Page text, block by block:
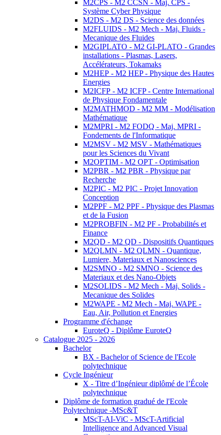
M2CPS - M2 CCSN - Maj. CPS -
Système Cyber Physique
M2DS - M2 DS - Science des données
M2FLUIDS - M2 Mech - Maj. Fluids -
Mecanique des Fluides
M2GIPLATO - M2 GI-PLATO - Grandes
installations - Plasmas, Lasers,
Accélérateurs, Tokamaks
M2HEP - M2 HEP - Physique des Hautes
Energies
M2ICFP - M2 ICFP - Centre International
de Physique Fondamentale
M2MATHMOD - M2 MM - Modélisation
Mathématique
M2MPRI - M2 FODQ - Maj. MPRI -
Fondements de l'Informatique
M2MSV - M2 MSV - Mathématiques
pour les Sciences du Vivant
M2OPTIM - M2 OPT - Optimisation
M2PBR - M2 PBR - Physique par
Recherche
M2PIC - M2 PIC - Projet Innovation
Conception
M2PPF - M2 PPF - Physique des Plasmas
et de la Fusion
M2PROBFIN - M2 PF - Probabilités et
Finance
M2QD - M2 QD - Dispositifs Quantiques
M2QLMN - M2 QLMN - Quantique,
Lumiere, Materiaux et Nanosciences
M2SMNO - M2 SMNO - Science des
Materiaux et des Nano-Objets
M2SOLIDS - M2 Mech - Maj. Solids -
Mecanique des Solides
M2WAPE - M2 Mech - Maj. WAPE -
Eau, Air, Pollution et Energies
Programme d'échange
EuroteQ - Diplôme EuroteQ
Catalogue 2025 - 2026
Bachelor
BX - Bachelor of Science de l'Ecole
polytechnique
Cycle Ingénieur
X - Titre d’Ingénieur diplômé de l’École
polytechnique
Diplôme de formation gradué de l'Ecole
Polytechnique -MSc&T
MScT-AI-ViC - MScT-Artificial
Intelligence and Advanced Visual